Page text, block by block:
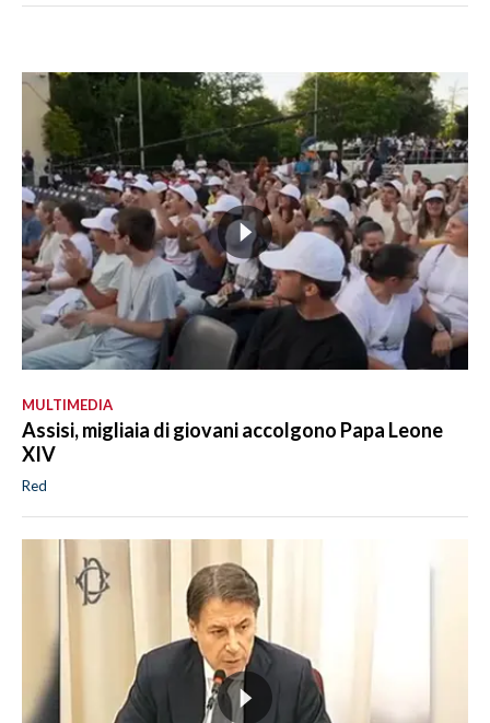
MULTIMEDIA
Assisi, migliaia di giovani accolgono Papa Leone
XIV
Red